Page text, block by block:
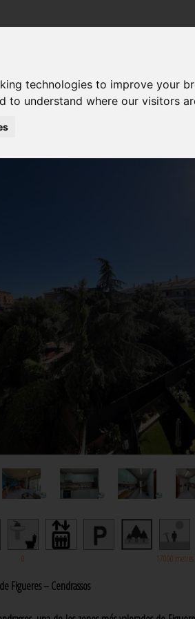
technologies to improve your
to understand where our visitors
0 17000 metres
Figueres – Cendrassos